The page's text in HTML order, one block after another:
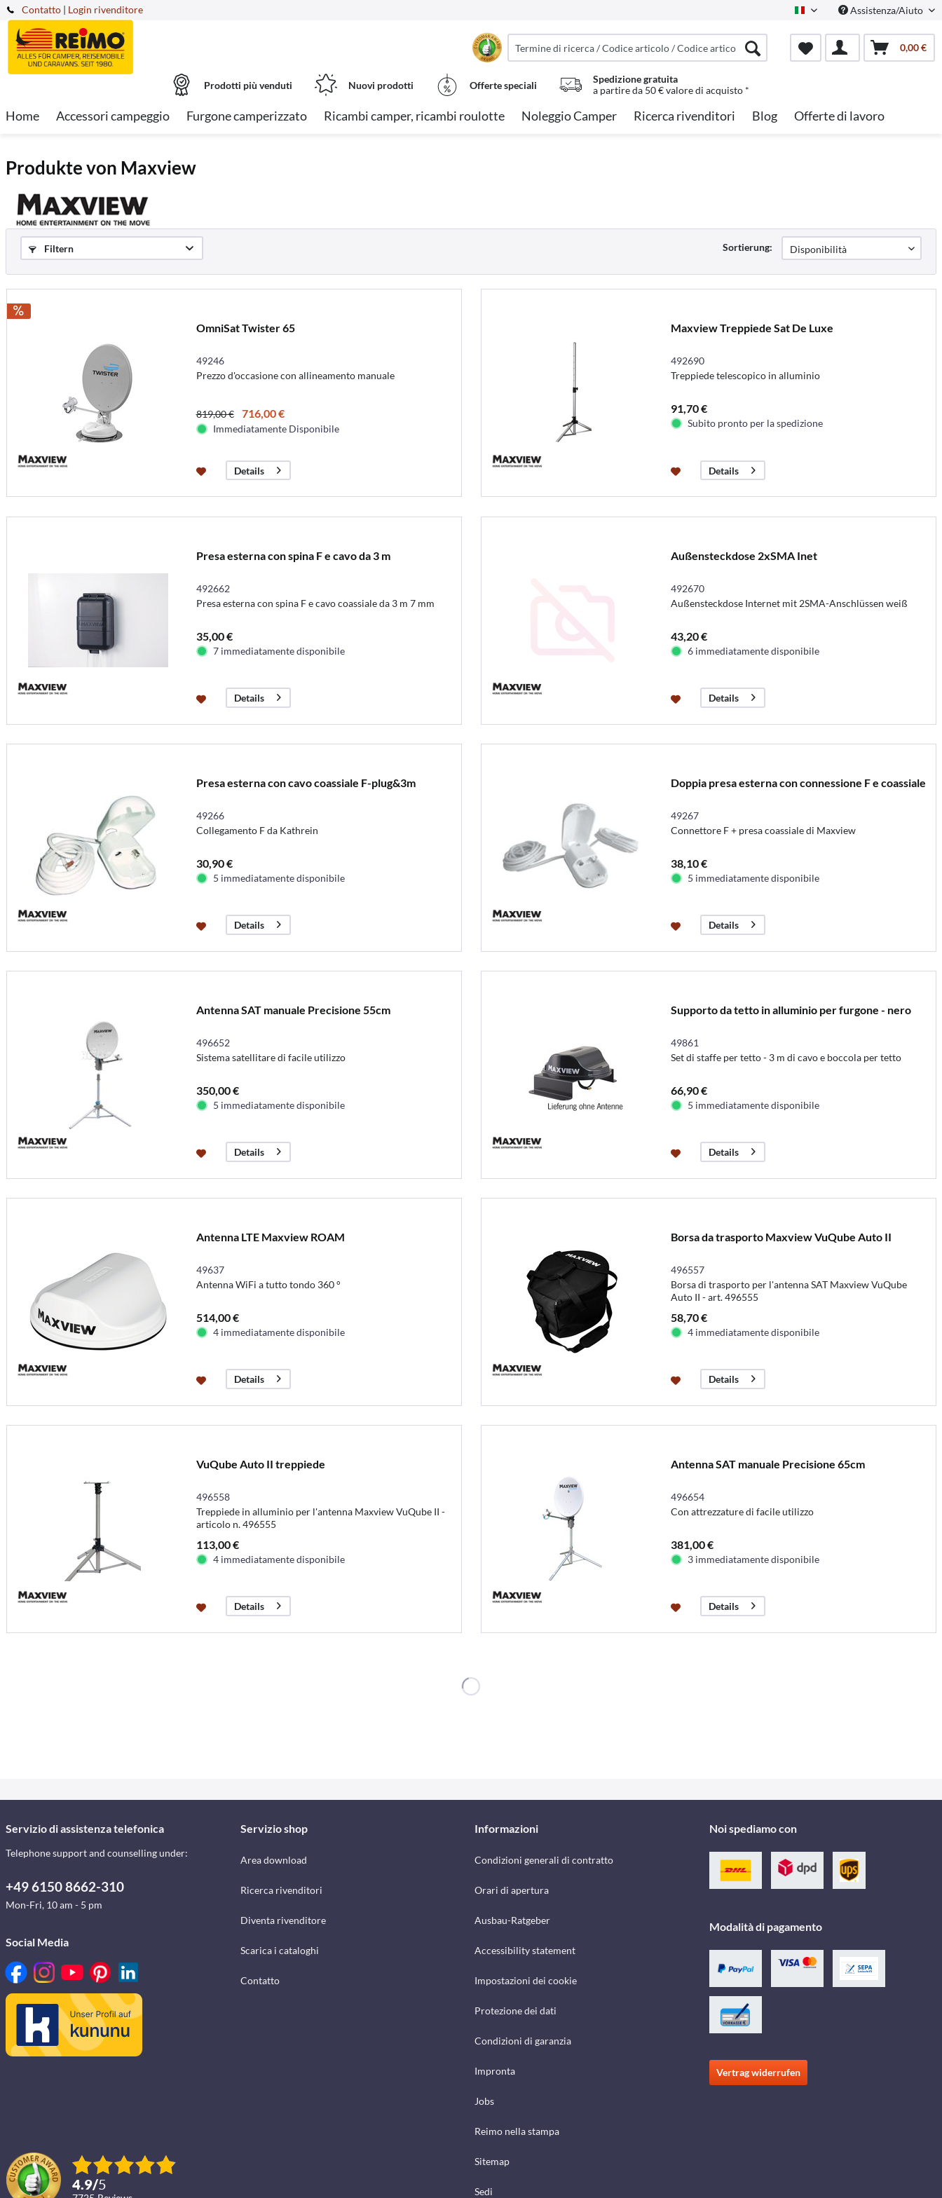
Contatto Italian Assistenza/Aiuto
| Login rivenditore
0,00 €
Prodotti più venduti Nuovi prodotti Offerte speciali
Spedizione gratuita
a partire da 50 € valore di acquisto *
Home Accessori campeggio Furgone camperizzato Ricambi camper, ricambi roulotte Noleggio Camper Ricerca rivenditori Blog Offerte di lavoro
Produkte von Maxview
Filtern Sortierung:
OmniSat Twister 65
49246
Prezzo d'occasione con allineamento manuale
819,00 € 716,00 €
Immediatamente Disponibile
Details
Maxview Treppiede Sat De Luxe
492690
Treppiede telescopico in alluminio
91,70 €
Subito pronto per la spedizione
Details
Presa esterna con spina F e cavo da 3 m
492662
Presa esterna con spina F e cavo coassiale da 3 m 7 mm
35,00 €
7 immediatamente disponibile
Details
Außensteckdose 2xSMA Inet
492670
Außensteckdose Internet mit 2SMA-Anschlüssen weiß
43,20 €
6 immediatamente disponibile
Details
Presa esterna con cavo coassiale F-plug&3m
49266
Collegamento F da Kathrein
30,90 €
5 immediatamente disponibile
Details
Doppia presa esterna con connessione F e coassiale
49267
Connettore F + presa coassiale di Maxview
38,10 €
5 immediatamente disponibile
Details
Antenna SAT manuale Precisione 55cm
496652
Sistema satellitare di facile utilizzo
350,00 €
5 immediatamente disponibile
Details
Supporto da tetto in alluminio per furgone - nero
49861
Set di staffe per tetto - 3 m di cavo e boccola per tetto
66,90 €
5 immediatamente disponibile
Details
Antenna LTE Maxview ROAM
49637
Antenna WiFi a tutto tondo 360 °
514,00 €
4 immediatamente disponibile
Details
Borsa da trasporto Maxview VuQube Auto II
496557
Borsa di trasporto per l'antenna SAT Maxview VuQube
Auto II - art. 496555
58,70 €
4 immediatamente disponibile
Details
VuQube Auto II treppiede
496558
Treppiede in alluminio per l'antenna Maxview VuQube II -
articolo n. 496555
113,00 €
4 immediatamente disponibile
Details
Antenna SAT manuale Precisione 65cm
496654
Con attrezzature di facile utilizzo
381,00 €
3 immediatamente disponibile
Details
Servizio di assistenza telefonica
Telephone support and counselling under:
+49 6150 8662-310
Mon-Fri, 10 am - 5 pm
Social Media
4.9/5
Servizio shop
Area download
Ricerca rivenditori
Diventa rivenditore
Scarica i cataloghi
Contatto
Informazioni
Condizioni generali di contratto
Orari di apertura
Ausbau-Ratgeber
Accessibility statement
Impostazioni dei cookie
Protezione dei dati
Condizioni di garanzia
Impronta
Jobs
Reimo nella stampa
Sitemap
Sedi
Noi spediamo con
Modalità di pagamento
Vertrag widerrufen